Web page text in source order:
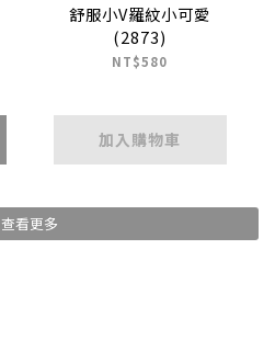
舒服小V羅紋小可愛
(2873)
NT$580
加入購物車
查看更多